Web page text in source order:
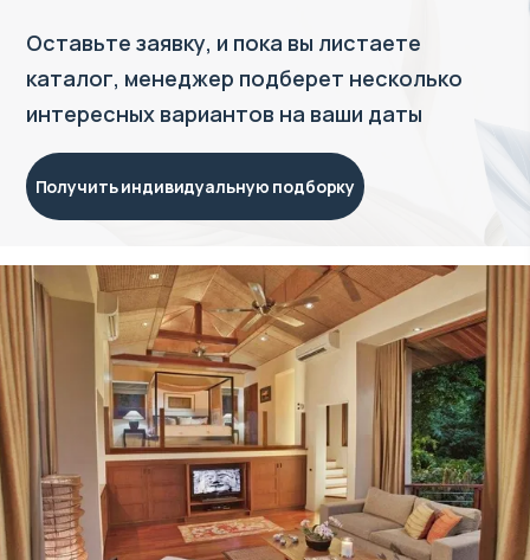
Оставьте заявку, и пока вы листаете
каталог, менеджер подберет несколько
интересных вариантов на ваши даты
Получить индивидуальную подборку